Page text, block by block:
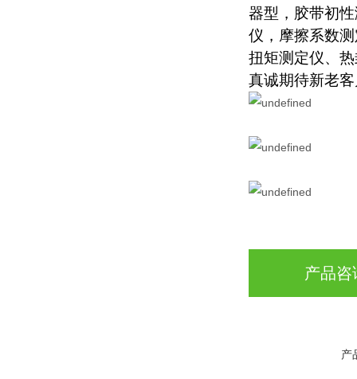
器型，胶带初
仪，摩擦系数
扭矩测定仪、
真诚期待新老
产品咨
产